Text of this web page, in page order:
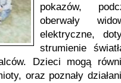
pokazów,
oberwały
elektryczne,
strumienie
Dzieci mogą
oraz poznały